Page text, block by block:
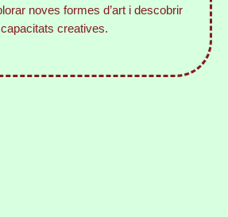
noves formes d’art i descobrir
creatives.